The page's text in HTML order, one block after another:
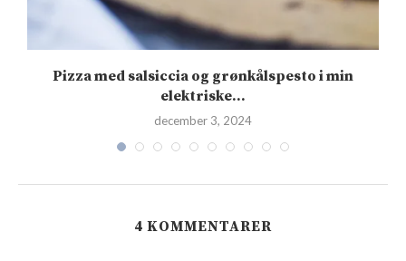
Pizza med salsiccia og grønkålspesto i min
elektriske...
december 3, 2024
4 KOMMENTARER